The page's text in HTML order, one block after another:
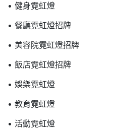
• 健身霓虹燈
• 餐廳霓虹燈招牌
• 美容院霓虹燈招牌
• 飯店霓虹燈招牌
• 娛樂霓虹燈
• 教育霓虹燈
• 活動霓虹燈